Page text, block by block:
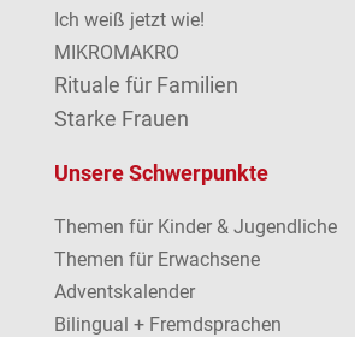
Ich weiß jetzt wie!
MIKROMAKRO
Rituale für Familien
Starke Frauen
Unsere Schwerpunkte
Themen für Kinder & Jugendliche
Themen für Erwachsene
Adventskalender
Bilingual + Fremdsprachen